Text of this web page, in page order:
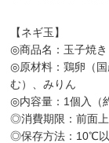
【ネギ玉】
◎商品名：玉子焼き
◎原材料：鶏卵（
む）、みりん
◎内容量：1個入（
◎消費期限：前面上
◎保存方法：10℃